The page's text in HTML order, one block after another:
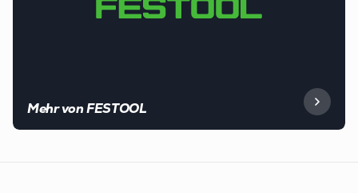
Mehr von FESTOOL